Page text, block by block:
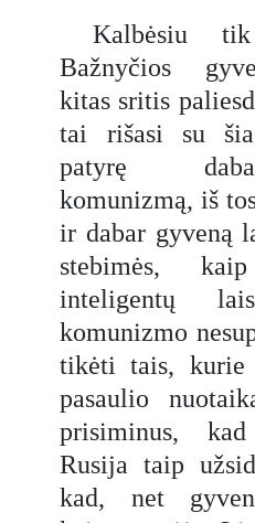
Kalbėsiu
Bažnyčios
kitas sritis
tai rišasi su šia
patyrę
komunizmą, iš
ir dabar gyveną
stebimės,
inteligentų
komunizmo
tikėti tais,
pasaulio
prisiminus,
Rusija taip
kad, net